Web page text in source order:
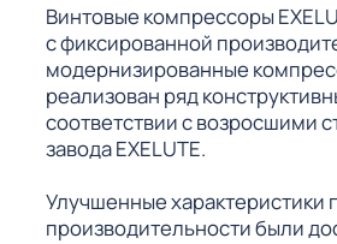
Винтовые компрессоры
с фиксированной
модернизированные
реализован ряд
соответствии с возросшими
завода EXELUTE.
Улучшенные характеристики
производительности были